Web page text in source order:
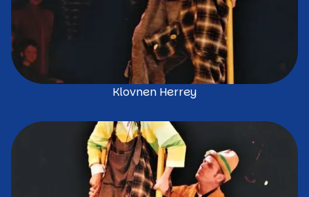
Klovnen Herrey